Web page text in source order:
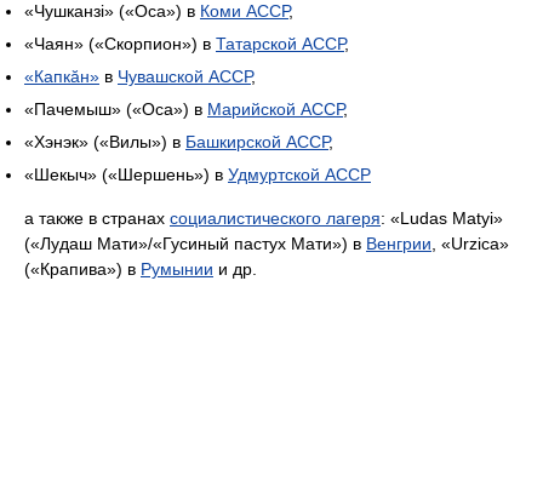
«Чушканзi» («Оса») в Коми АССР,
«Чаян» («Скорпион») в Татарской АССР,
«Капкӑн» в Чувашской АССР,
«Пачемыш» («Оса») в Марийской АССР,
«Хэнэк» («Вилы») в Башкирской АССР,
«Шекыч» («Шершень») в Удмуртской АССР
а также в странах социалистического лагеря: «Ludas Matyi»
(«Лудаш Мати»/«Гусиный пастух Мати») в Венгрии, «Urzica»
(«Крапива») в Румынии и др.